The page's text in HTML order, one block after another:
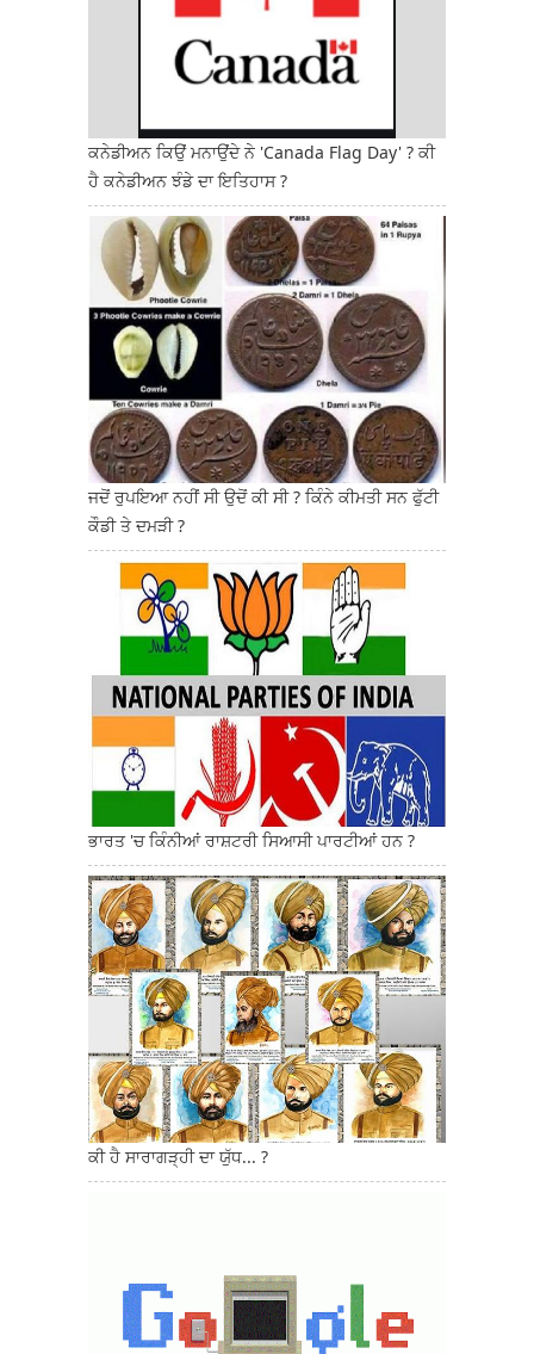
ਕਨੇਡੀਅਨ ਕਿਉਂ ਮਨਾਉਂਦੇ ਨੇ 'Canada Flag Day' ? ਕੀ
ਹੈ ਕਨੇਡੀਅਨ ਝੰਡੇ ਦਾ ਇਤਿਹਾਸ ?
ਜਦੋਂ ਰੁਪਇਆ ਨਹੀਂ ਸੀ ਉਦੋਂ ਕੀ ਸੀ ? ਕਿੰਨੇ ਕੀਮਤੀ ਸਨ ਫੁੱਟੀ
ਕੌਡੀ ਤੇ ਦਮੜੀ ?
ਭਾਰਤ 'ਚ ਕਿੰਨੀਆਂ ਰਾਸ਼ਟਰੀ ਸਿਆਸੀ ਪਾਰਟੀਆਂ ਹਨ ?
ਕੀ ਹੈ ਸਾਰਾਗੜ੍ਹੀ ਦਾ ਯੁੱਧ... ?